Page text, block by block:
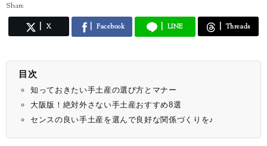
Share
X Facebook LINE Threads
目次
知っておきたい手土産の選び方とマナー
大阪版！絶対外さない手土産おすすめ8選
センスの良い手土産を選んで良好な関係づくりを♪